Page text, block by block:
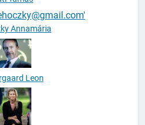
Annamária
Leon